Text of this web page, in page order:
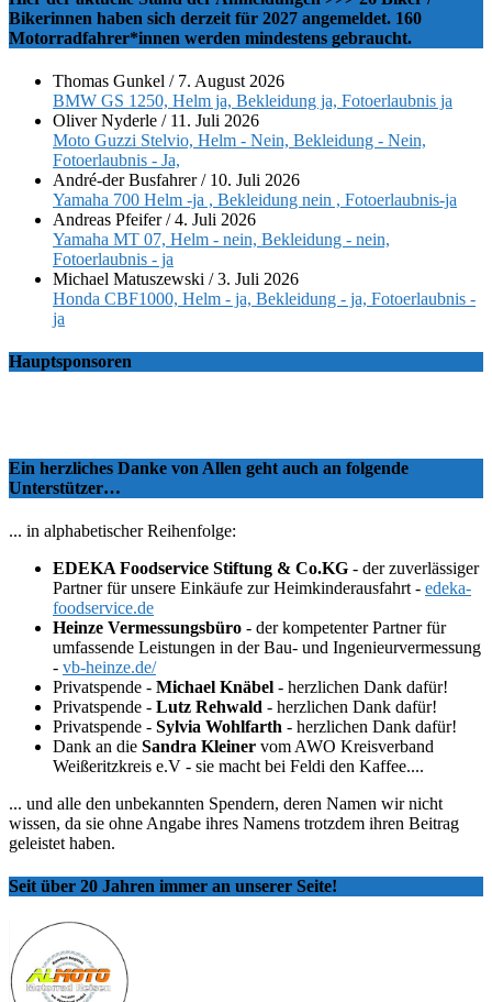
Bikerinnen haben sich derzeit für 2027 angemeldet. 160
Motorradfahrer*innen werden mindestens gebraucht.
Thomas Gunkel / 7. August 2026
BMW GS 1250, Helm ja, Bekleidung ja, Fotoerlaubnis ja
Oliver Nyderle / 11. Juli 2026
Moto Guzzi Stelvio, Helm - Nein, Bekleidung - Nein,
Fotoerlaubnis - Ja,
André-der Busfahrer/ 10. Juli 2026
Yamaha 700 Helm -ja , Bekleidung nein , Fotoerlaubnis-ja
Andreas Pfeifer/4. Juli 2026
Yamaha MT 07, Helm - nein, Bekleidung - nein,
Fotoerlaubnis - ja
Michael Matuszewski /3. Juli 2026
Honda CBF1000, Helm - ja, Bekleidung - ja, Fotoerlaubnis -
ja
Hauptsponsoren
Ein herzliches Danke von Allen geht auch an folgende
Unterstützer…
... in alphabetischer Reihenfolge:
EDEKA Foodservice Stiftung & Co.KG - der zuverlässiger
Partner für unsere Einkäufe zur Heimkinderausfahrt - edeka-
foodservice.de
Heinze Vermessungsbüro - der kompetenter Partner für
umfassende Leistungen in der Bau- und Ingenieurvermessung
- vb-heinze.de/
Privatspende - Michael Knäbel - herzlichen Dank dafür!
Privatspende - Lutz Rehwald - herzlichen Dank dafür!
Privatspende - Sylvia Wohlfarth - herzlichen Dank dafür!
Dank an die Sandra Kleiner vom AWO Kreisverband
Weißeritzkreis e.V - sie macht bei Feldi den Kaffee....
... und alle den unbekannten Spendern, deren Namen wir nicht
wissen, da sie ohne Angabe ihres Namens trotzdem ihren Beitrag
geleistet haben.
Seit über 20 Jahren immer an unserer Seite!